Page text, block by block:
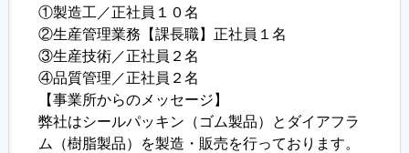
①製造工／正社員１０名
②生産管理業務【課長職】正社員１名
③生産技術／正社員２名
④品質管理／正社員２名
【事業所からのメッセージ】
弊社はシールパッキン（ゴム製品）とダイアフラ
ム（樹脂製品）を製造・販売を行っております。